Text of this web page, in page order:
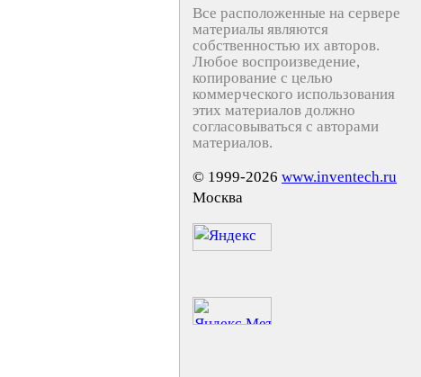
Все расположенные на сервере
материалы являются
собственностью их авторов.
Любое воспроизведение,
копирование с целью
коммерческого использования
этих материалов должно
согласовываться с авторами
материалов.
© 1999-2026 www.inventech.ru
Москва